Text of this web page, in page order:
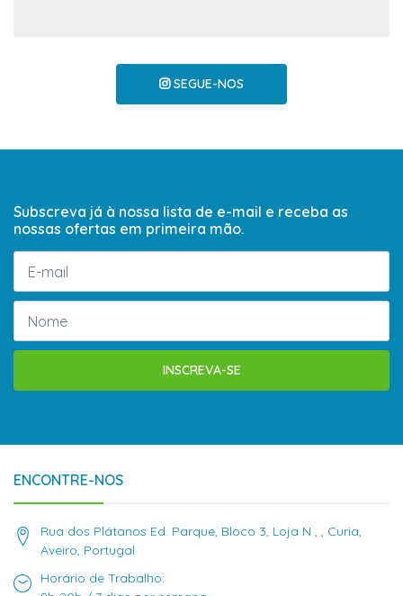
SEGUE-NOS
Subscreva já à nossa lista de e-mail e receba as
nossas ofertas em primeira mão.
INSCREVA-SE
ENCONTRE-NOS
Rua dos Plátanos Ed. Parque, Bloco 3, Loja N , , Curia,
Aveiro, Portugal
Horário de Trabalho: